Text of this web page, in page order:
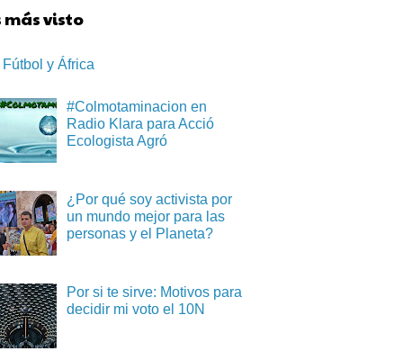
más visto
Fútbol y África
#Colmotaminacion en
Radio Klara para Acció
Ecologista Agró
¿Por qué soy activista por
un mundo mejor para las
personas y el Planeta?
Por si te sirve: Motivos para
decidir mi voto el 10N